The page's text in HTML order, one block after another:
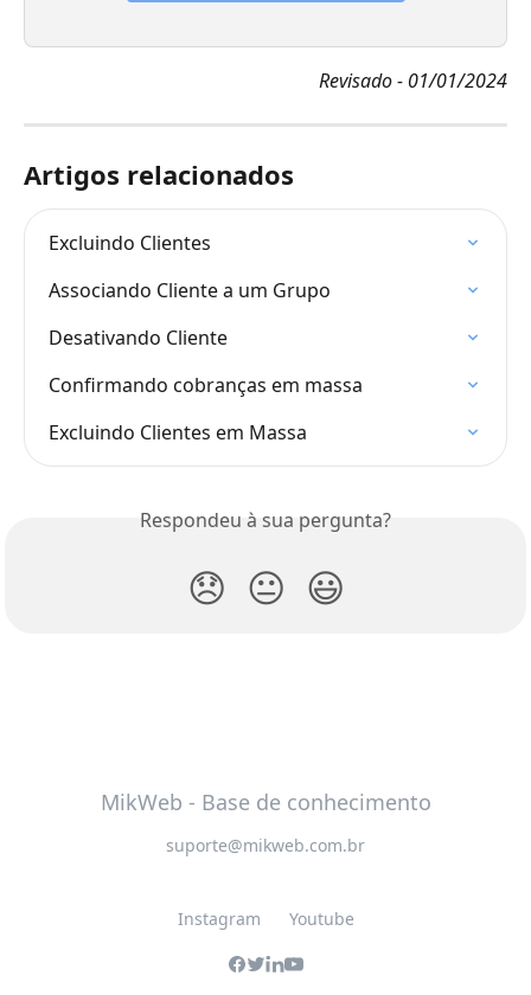
Revisado - 01/01/2024
Artigos relacionados
Excluindo Clientes
Associando Cliente a um Grupo
Desativando Cliente
Confirmando cobranças em massa
Excluindo Clientes em Massa
Respondeu à sua pergunta?
😞 😐 😃
MikWeb - Base de conhecimento
suporte@mikweb.com.br
Instagram Youtube